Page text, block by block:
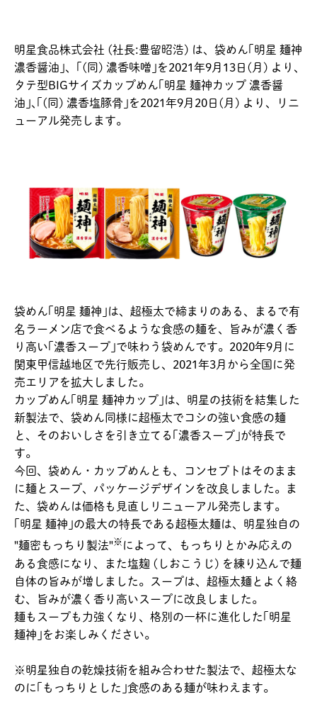
明星食品株式会社 (社長:豊留昭浩) は、袋めん｢明星 麺神
濃香醤油｣、｢(同) 濃香味噌｣を2021年9月13日(月) より､
タテ型BIGサイズカップめん｢明星 麺神カップ 濃香醤
油｣､｢(同) 濃香塩豚骨｣を2021年9月20日(月) より、リニ
ューアル発売します。
袋めん｢明星 麺神｣は、超極太で締まりのある、まるで有
名ラーメン店で食べるような食感の麺を、旨みが濃く香
り高い｢濃香スープ｣で味わう袋めんです。2020年9月に
関東甲信越地区で先行販売し、2021年3月から全国に発
売エリアを拡大しました。
カップめん｢明星 麺神カップ｣は、明星の技術を結集した
新製法で、袋めん同様に超極太でコシの強い食感の麺
と、そのおいしさを引き立てる｢濃香スープ｣が特長で
す。
今回、袋めん・カップめんとも、コンセプトはそのまま
に麺とスープ、パッケージデザインを改良しました。ま
た、袋めんは価格も見直しリニューアル発売します。
｢明星 麺神｣の最大の特長である超極太麺は、明星独自の
"麺密もっちり製法"※ によって、もっちりとかみ応えの
ある食感になり、また塩麹 (しおこうじ) を練り込んで麺
自体の旨みが増しました。スープは、超極太麺とよく絡
む、旨みが濃く香り高いスープに改良しました。
麺もスープも力強くなり、格別の一杯に進化した｢明星
麺神｣をお楽しみください。
※明星独自の乾燥技術を組み合わせた製法で、超極太な
のに｢もっちりとした｣食感のある麺が味わえます。